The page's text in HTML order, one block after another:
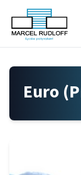
Skip to content
Euro